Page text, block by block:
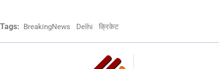
Tags: BreakingNews Delhi क्रिकेट